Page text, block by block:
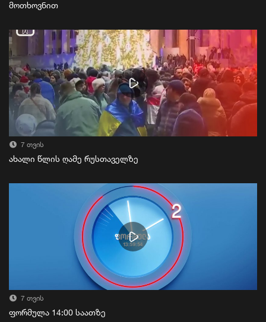
მოთხოვნით
7 თვის
ახალი წლის ღამე რუსთაველზე
7 თვის
ფორმულა 14:00 საათზე